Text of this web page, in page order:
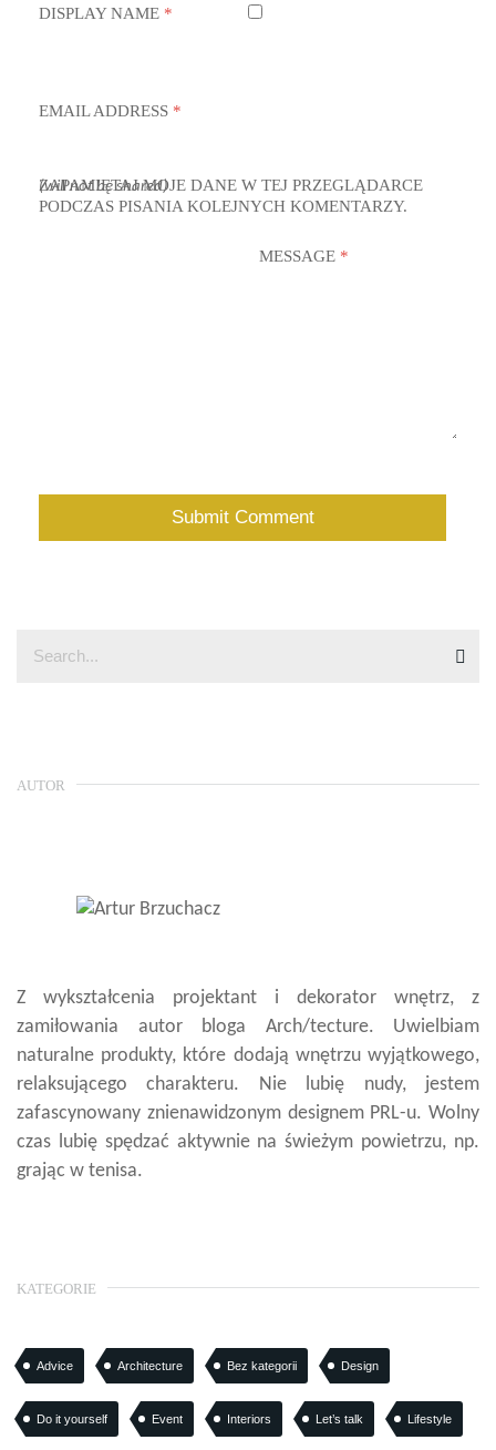
DISPLAY NAME *
EMAIL ADDRESS *
(will not be shared)
ZAPAMIĘTAJ MOJE DANE W TEJ PRZEGLĄDARCE
PODCZAS PISANIA KOLEJNYCH KOMENTARZY.
MESSAGE *
AUTOR
Z wykształcenia projektant i dekorator wnętrz, z
zamiłowania autor bloga Arch/tecture. Uwielbiam
naturalne produkty, które dodają wnętrzu wyjątkowego,
relaksującego charakteru. Nie lubię nudy, jestem
zafascynowany znienawidzonym designem PRL-u. Wolny
czas lubię spędzać aktywnie na świeżym powietrzu, np.
grając w tenisa.
KATEGORIE
Advice Architecture Bez kategorii Design
Do it yourself Event Interiors Let’s talk Lifestyle